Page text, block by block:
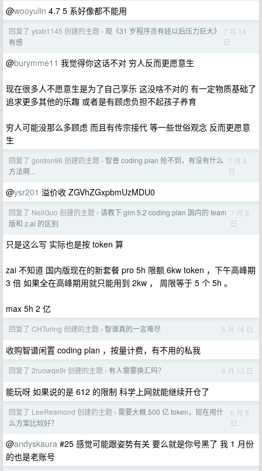
@wooyulin 4.7 5 系好像都不能用
回复了 ysxb1145 创建的主题 › 观《31 岁程序员有娃以后压力巨大》
有感
7 月 14
日
@burymme11 我觉得你这话不对 穷人反而更愿意生
现在很多人不愿意生是为了自己享乐 这没啥不对的 有一定物质基础了
追求更多其他的乐趣 或者是有顾虑负担不起孩子养育
穷人可能没那么多顾虑 而且有传宗接代 等一些世俗观念 反而更愿意
生
回复了 gordon96 创建的主题 › 智普 coding plan 抢不到，有没有什么
方法啊...
7 月 4
日
@ysr201 溢价收 ZGVhZGxpbmUzMDU0
回复了 NeilGuo 创建的主题 › 请教下 glm 5.2 coding plan 国内的 team
版和 z.ai 的区别
7 月 3
日
只是这么写 实际也是按 token 算
zai 不知道 国内版现在的新套餐 pro 5h 限额 6kw token ，下午高峰期
3 倍 如果全在高峰期用就只能用到 2kw ， 周限等于 5 个 5h 。
max 5h 2 亿
回复了 CHTuring 创建的主题 › 智谱真的一言难尽 6 月 16 日
收购智谱闲置 coding plan ，按量计费，有不用的私我
回复了 2ruowqe9r 创建的主题 › 有人需要换汇吗？ 6 月 13 日
能玩呀 如果说的是 612 的限制 科学上网就能继续开仓了
回复了 LeeReamond 创建的主题 › 需要大概 500 亿 token，现在用什
么方案比较好？
6 月 8
日
@andyskaura #25 感觉可能跟姿势有关 要么就是你号黑了 我 1 月份
的也是老账号